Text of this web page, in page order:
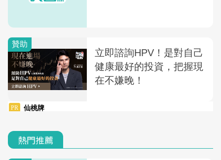
熱門推薦